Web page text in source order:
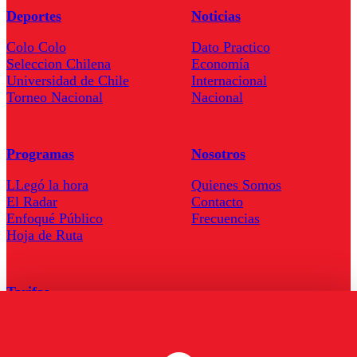
Deportes
Colo Colo
Seleccion Chilena
Universidad de Chile
Torneo Nacional
Noticias
Dato Practico
Economía
Internacional
Nacional
Programas
LLegó la hora
El Radar
Enfoqué Público
Hoja de Ruta
Nosotros
Quienes Somos
Contacto
Frecuencias
Tarifas